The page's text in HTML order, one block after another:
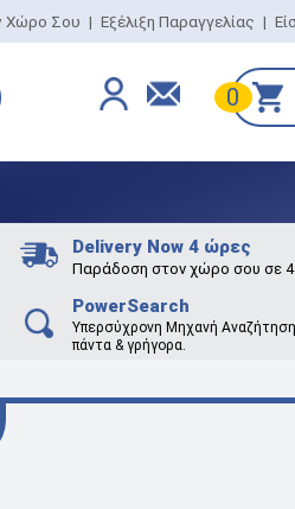
Χώρο Σου | Εξέλιξη Παραγγελίας |
0
Delivery Now 4 ώρες
Παράδοση στον χώρο σου σε
PowerSearch
Υπερσύχρονη Μηχανή
πάντα & γρήγορα.